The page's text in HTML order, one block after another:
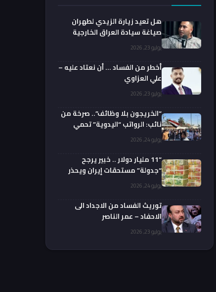
هل تعيد زيارة الزيدي لطهران
صياغة سيادة العراق الخارجية
فعليا؟.. باحث يوضحيوليو 23, 2026
أخطر من الفساد … أن نعتاد عليه –
علي العزاوي
يوليو 23, 2026
“الخريجون بلا وظائف”.. صرخة من
نائب: الرواتب “اليدوية” تحمي
الفضائيين!يوليو 24, 2026
“11 مليار دولار .. خبير يرجح
“جدولة” مستحقات إيران ويحذر
من السداد الفورييوليو 24, 2026
توريث الفساد من الاجداد الى
الاحفاد – عمر الناصر
يوليو 23, 2026